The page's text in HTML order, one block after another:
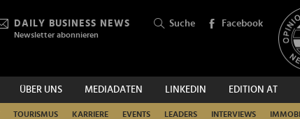
DAILY BUSINESS NEWS
Newsletter abonnieren
Suche Facebook
ÜBER UNS MEDIADATEN LINKEDIN EDITION AT
TOURISMUS KARRIERE EVENTS LEADERS INTERVIEWS
SUCHEN